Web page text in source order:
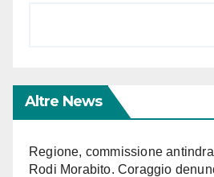
Altre News
Regione, commissione
Rodi Morabito. Coraggio